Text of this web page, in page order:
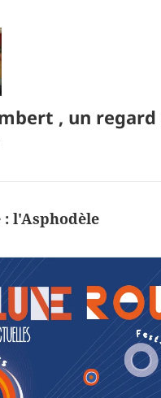
, un regard
:l'Asphodèle